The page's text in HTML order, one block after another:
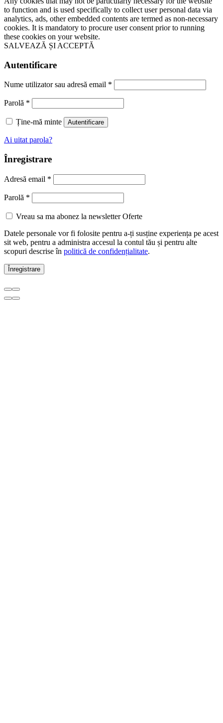
to function and is used specifically to collect user personal data via
analytics, ads, other embedded contents are termed as non-necessary
cookies. It is mandatory to procure user consent prior to running
these cookies on your website.
SALVEAZĂ ȘI ACCEPTĂ
Autentificare
Nume utilizator sau adresă email *
Parolă *
Ține-mă minte Autentificare
Ai uitat parola?
Înregistrare
Adresă email *
Parolă *
Vreau sa ma abonez la newsletter Oferte
Datele personale vor fi folosite pentru a-ți susține experiența pe acest
sit web, pentru a administra accesul la contul tău și pentru alte
scopuri descrise în politică de confidențialitate.
Înregistrare